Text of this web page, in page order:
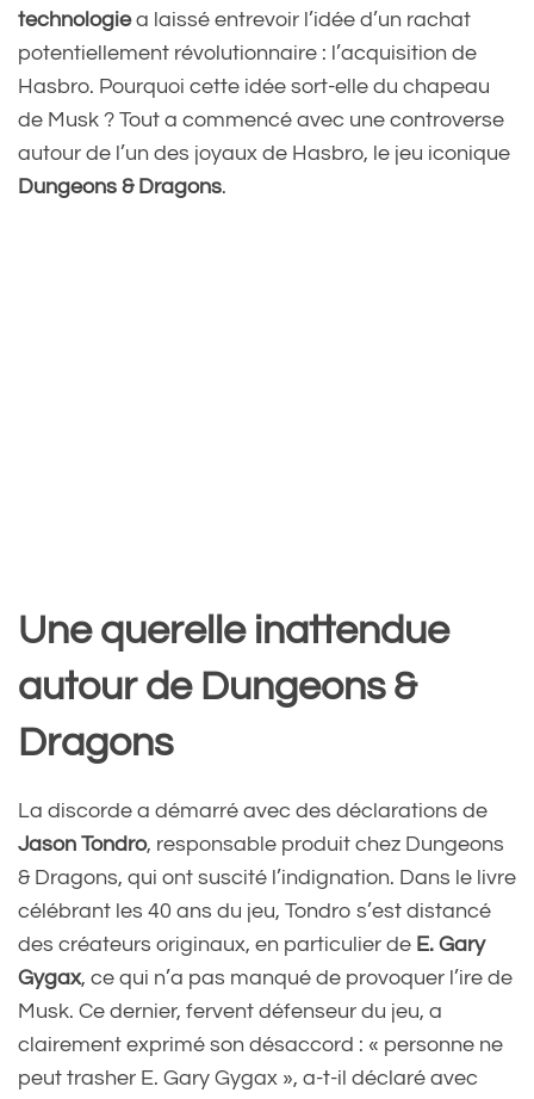
technologiea laissé entrevoir l’idée d’un rachat
potentiellement révolutionnaire : l’acquisition de
Hasbro. Pourquoi cette idée sort-elle du chapeau
de Musk ? Tout a commencé avec une controverse
autour de l’un des joyaux de Hasbro, le jeu iconique
Dungeons & Dragons.
Une querelle inattendue
autour de Dungeons &
Dragons
La discorde a démarré avec des déclarations de
Jason Tondro, responsable produit chez Dungeons
& Dragons, qui ont suscité l’indignation. Dans le livre
célébrant les 40 ans du jeu, Tondro s’est distancé
des créateurs originaux, en particulier de E. Gary
Gygax, ce qui n’a pas manqué de provoquer l’ire de
Musk. Ce dernier, fervent défenseur du jeu, a
clairement exprimé son désaccord : « personne ne
peut trasher E. Gary Gygax », a-t-il déclaré avec